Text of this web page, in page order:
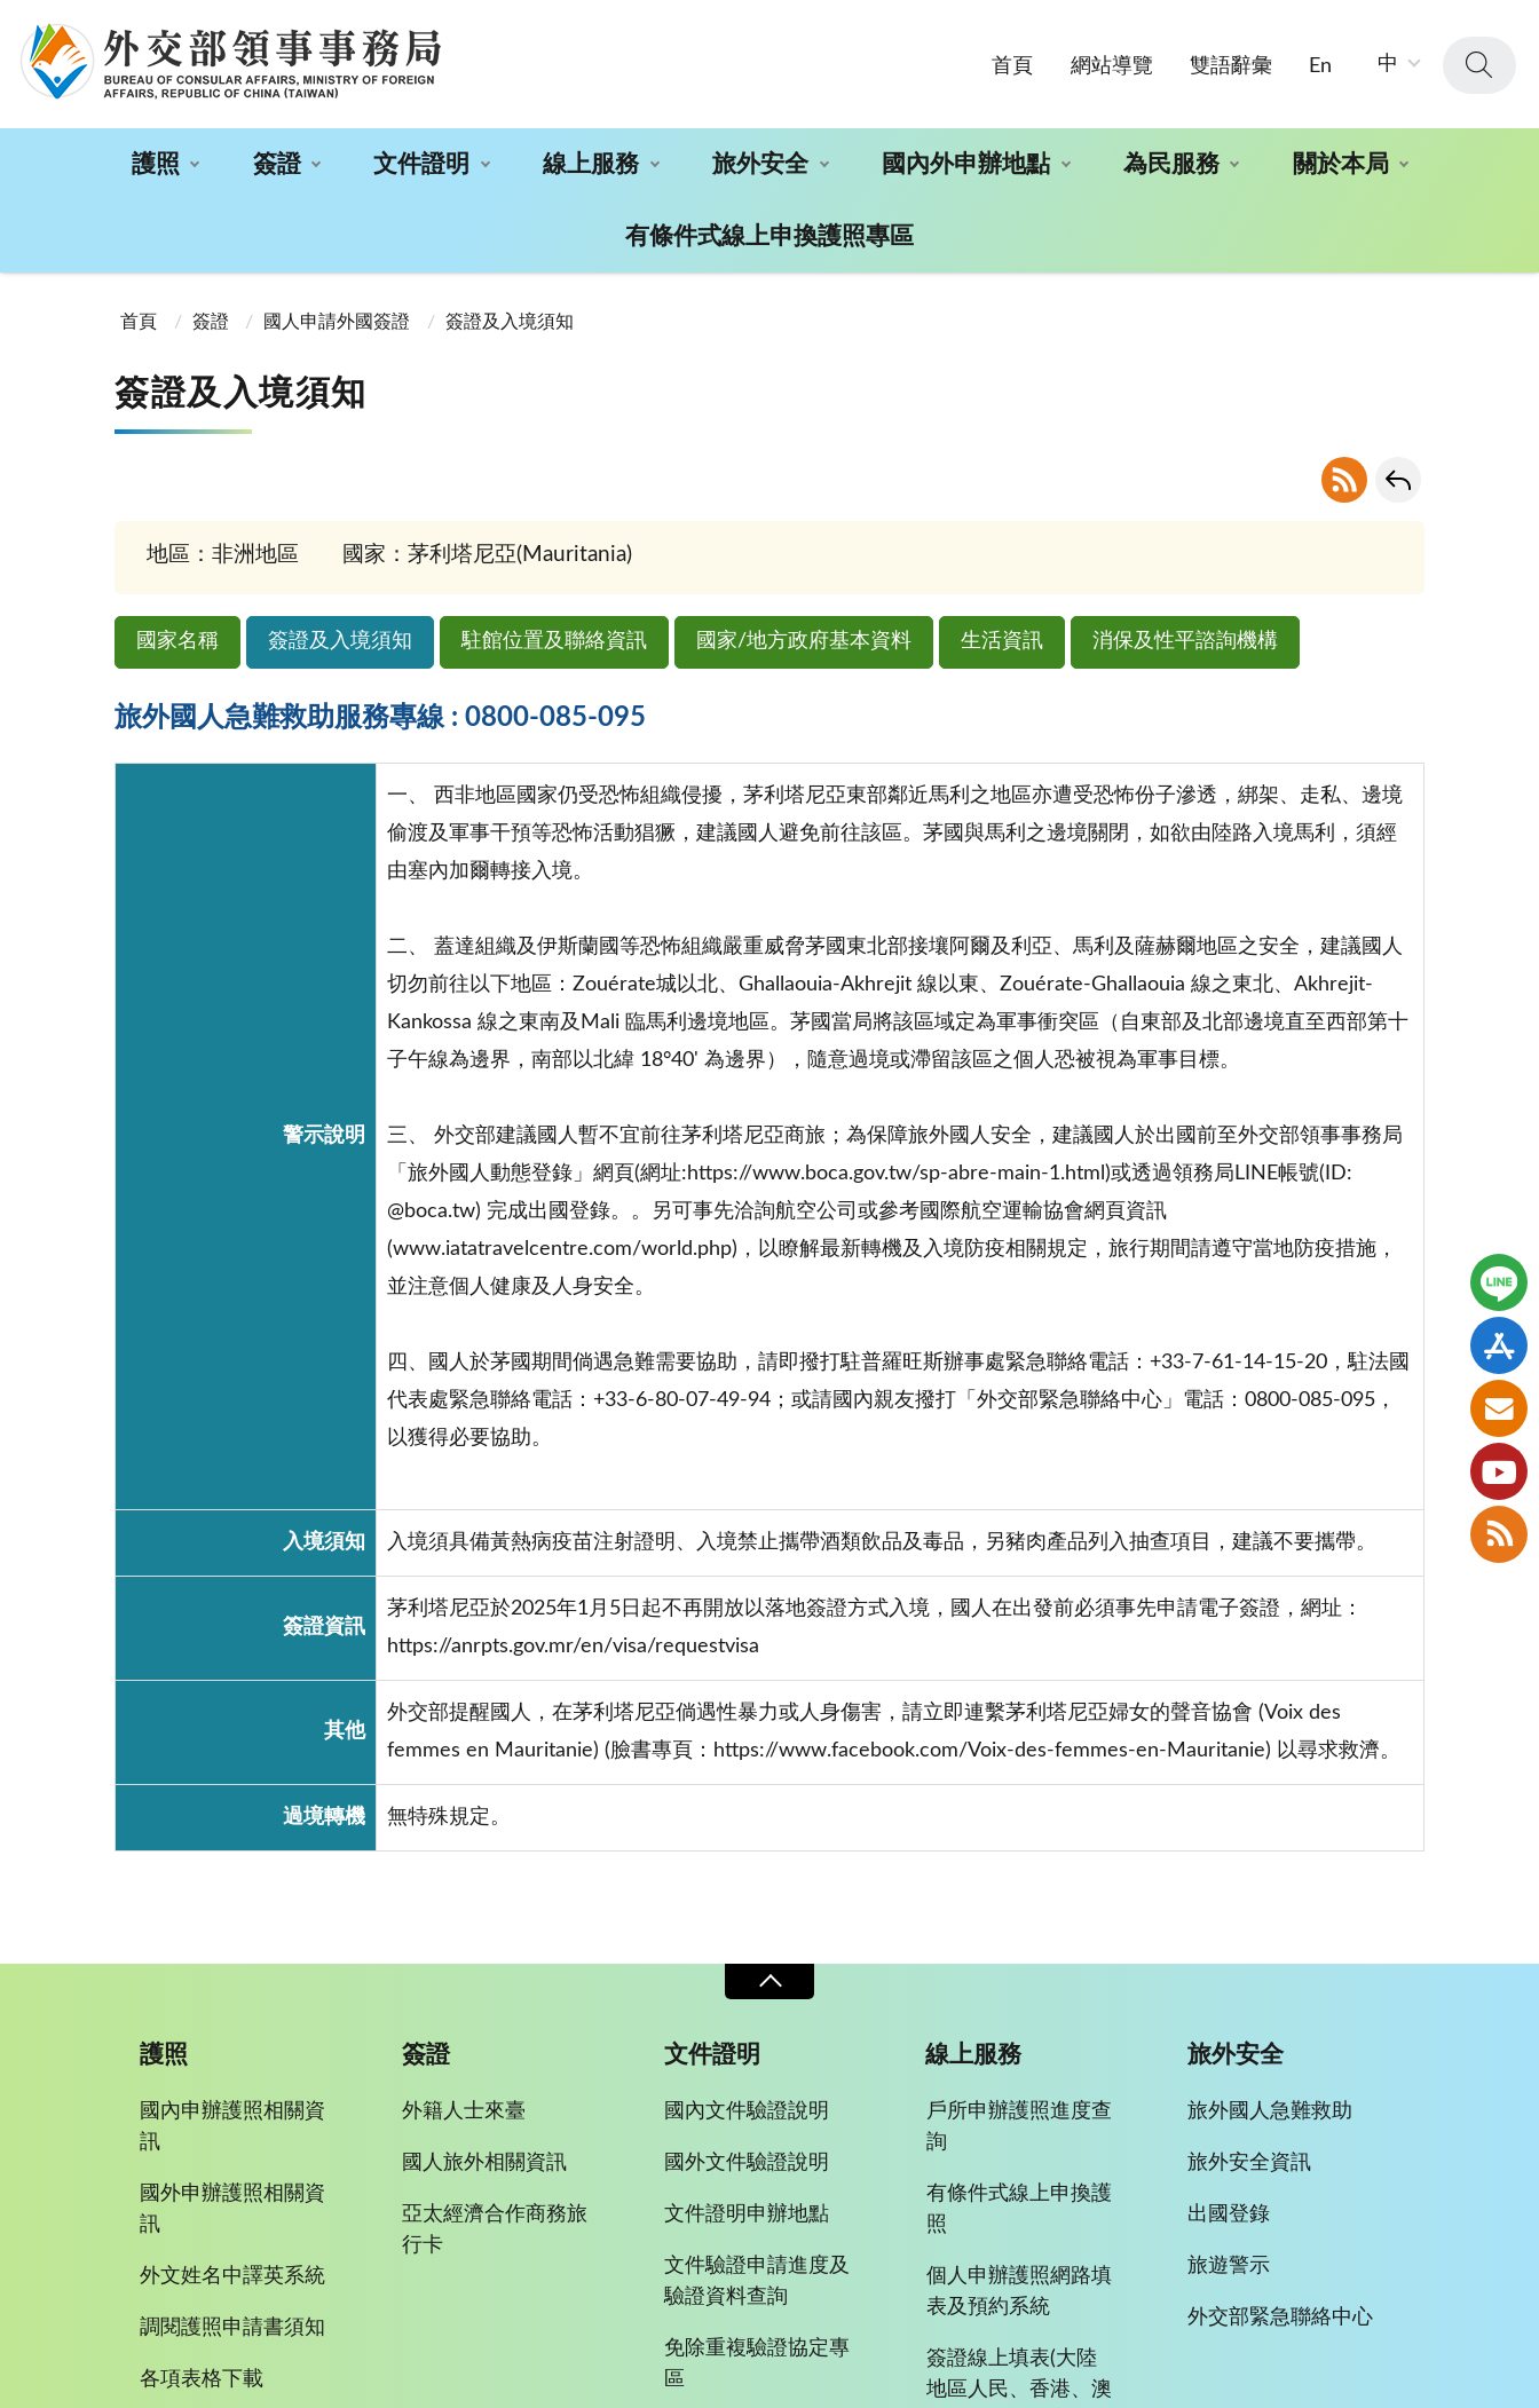
首頁 網站導覽 雙語辭彙 En 中
護照 簽證 文件證明 線上服務 旅外安全 國內外申辦地點 為民服務 關於本局
有條件式線上申換護照專區
首頁
簽證 國人申請外國簽證 簽證及入境須知
簽證及入境須知
地區：非洲地區 國家：茅利塔尼亞(Mauritania)
國家名稱 簽證及入境須知 駐館位置及聯絡資訊 國家/地方政府基本資料 生活資訊 消保及性平諮詢機構
旅外國人急難救助服務專線 : 0800-085-095
警示說明
一、 西非地區國家仍受恐怖組織侵擾，茅利塔尼亞東部鄰近馬利之地區亦遭受恐怖份子滲透，綁架、走私、邊境
偷渡及軍事干預等恐怖活動猖獗，建議國人避免前往該區。茅國與馬利之邊境關閉，如欲由陸路入境馬利，須經
由塞內加爾轉接入境。
二、 蓋達組織及伊斯蘭國等恐怖組織嚴重威脅茅國東北部接壤阿爾及利亞、馬利及薩赫爾地區之安全，建議國人
切勿前往以下地區：Zouérate城以北、Ghallaouia-Akhrejit 線以東、Zouérate-Ghallaouia 線之東北、Akhrejit-
Kankossa 線之東南及Mali 臨馬利邊境地區。茅國當局將該區域定為軍事衝突區（自東部及北部邊境直至西部第十
子午線為邊界，南部以北緯 18°40' 為邊界），隨意過境或滯留該區之個人恐被視為軍事目標。
三、 外交部建議國人暫不宜前往茅利塔尼亞商旅；為保障旅外國人安全，建議國人於出國前至外交部領事事務局
「旅外國人動態登錄」網頁(網址:https://www.boca.gov.tw/sp-abre-main-1.html)或透過領務局LINE帳號(ID:
@boca.tw) 完成出國登錄。。另可事先洽詢航空公司或參考國際航空運輸協會網頁資訊
(www.iatatravelcentre.com/world.php)，以瞭解最新轉機及入境防疫相關規定，旅行期間請遵守當地防疫措施，
並注意個人健康及人身安全。
四、國人於茅國期間倘遇急難需要協助，請即撥打駐普羅旺斯辦事處緊急聯絡電話：+33-7-61-14-15-20，駐法國
代表處緊急聯絡電話：+33-6-80-07-49-94；或請國內親友撥打「外交部緊急聯絡中心」電話：0800-085-095，
以獲得必要協助。
入境須知 入境須具備黃熱病疫苗注射證明、入境禁止攜帶酒類飲品及毒品，另豬肉產品列入抽查項目，建議不要攜帶。
簽證資訊
茅利塔尼亞於2025年1月5日起不再開放以落地簽證方式入境，國人在出發前必須事先申請電子簽證，網址：
https://anrpts.gov.mr/en/visa/requestvisa
其他
外交部提醒國人，在茅利塔尼亞倘遇性暴力或人身傷害，請立即連繫茅利塔尼亞婦女的聲音協會 (Voix des
femmes en Mauritanie) (臉書專頁：https://www.facebook.com/Voix-des-femmes-en-Mauritanie) 以尋求救濟。
過境轉機 無特殊規定。
護照
國內申辦護照相關資
訊
國外申辦護照相關資
訊
外文姓名中譯英系統
調閱護照申請書須知
各項表格下載
簽證
外籍人士來臺
國人旅外相關資訊
亞太經濟合作商務旅
行卡
文件證明
國內文件驗證說明
國外文件驗證說明
文件證明申辦地點
文件驗證申請進度及
驗證資料查詢
免除重複驗證協定專
區
線上服務
戶所申辦護照進度查
詢
有條件式線上申換護
照
個人申辦護照網路填
表及預約系統
簽證線上填表(大陸
地區人民、香港、澳
旅外安全
旅外國人急難救助
旅外安全資訊
出國登錄
旅遊警示
外交部緊急聯絡中心